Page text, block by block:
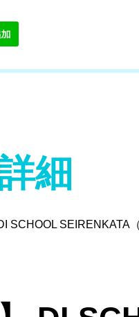
細
SCHOOL SEIRENKATA